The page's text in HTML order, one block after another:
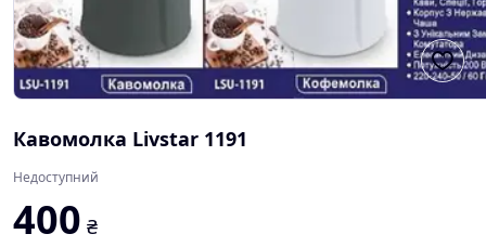
Кавомолка Livstar 1191
Недоступний
400 ₴